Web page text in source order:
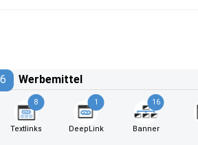
Werbemittel
8
Textlinks
1
DeepLink
16
Banner